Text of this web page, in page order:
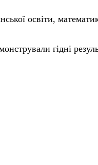
освіти,
гідні